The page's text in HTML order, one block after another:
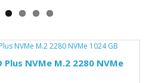
Plus NVMe M.2 2280 NVMe